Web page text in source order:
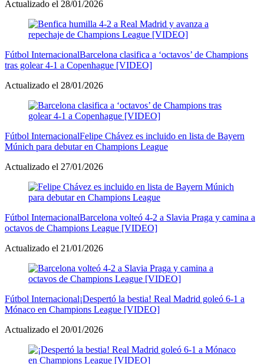
Actualizado el 28/01/2026
Fútbol InternacionalBarcelona clasifica a ‘octavos’ de Champions
tras golear 4-1 a Copenhague [VIDEO]
Actualizado el 28/01/2026
Fútbol InternacionalFelipe Chávez es incluido en lista de Bayern
Múnich para debutar en Champions League
Actualizado el 27/01/2026
Fútbol InternacionalBarcelona volteó 4-2 a Slavia Praga y camina a
octavos de Champions League [VIDEO]
Actualizado el 21/01/2026
Fútbol Internacional¡Despertó la bestia! Real Madrid goleó 6-1 a
Mónaco en Champions League [VIDEO]
Actualizado el 20/01/2026